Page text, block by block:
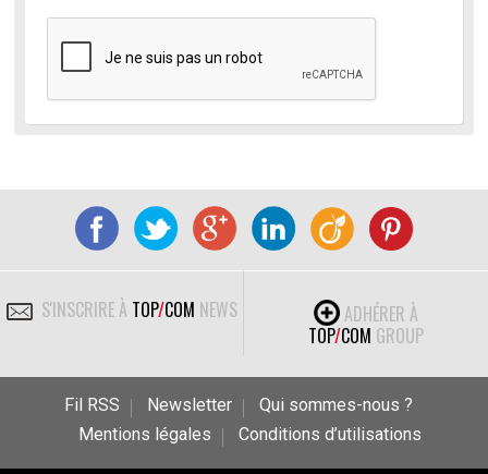
S'INSCRIRE À TOP/COM NEWS
ADHÉRER À
TOP/COM GROUP
Fil RSS Newsletter
Qui sommes-nous ?
Mentions légales
Conditions d’utilisations